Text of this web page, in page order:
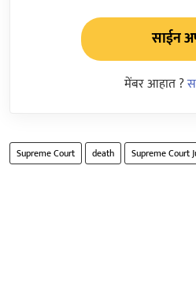
साईन
मेंबर आहात ?
Supreme Court death Supreme Court